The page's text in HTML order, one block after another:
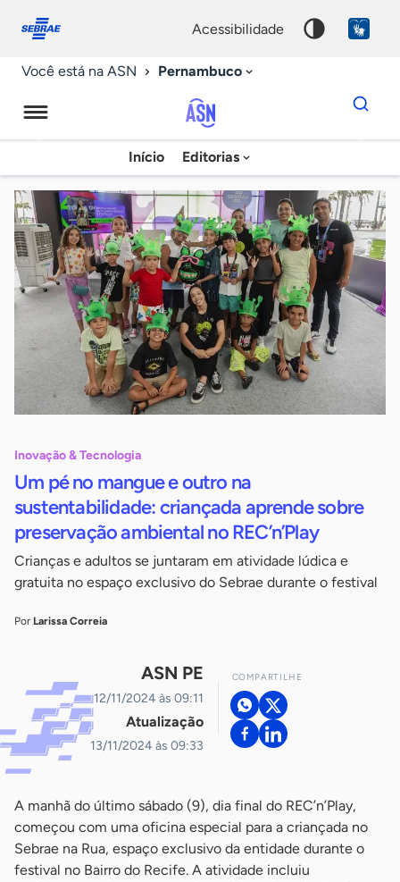
conosco
acessibilidade
Você está na ASN Pernambuco
Agência
Sebrae
de
Notícias
Início Editorias
Dados
para
chave
Inovação & Tecnologia
Um pé no mangue e outro na
sustentabilidade: criançada aprende sobre
preservação ambiental no REC’n’Play
Crianças e adultos se juntaram em atividade lúdica e
gratuita no espaço exclusivo do Sebrae durante o festival
Por Larissa Correia
ASN PE
12/11/2024 às 09:11
Atualização
13/11/2024 às 09:33
COMPARTILHE
A manhã do último sábado (9), dia final do REC’n’Play,
começou com uma oficina especial para a criançada no
Sebrae na Rua, espaço exclusivo da entidade durante o
festival no Bairro do Recife. A atividade incluiu